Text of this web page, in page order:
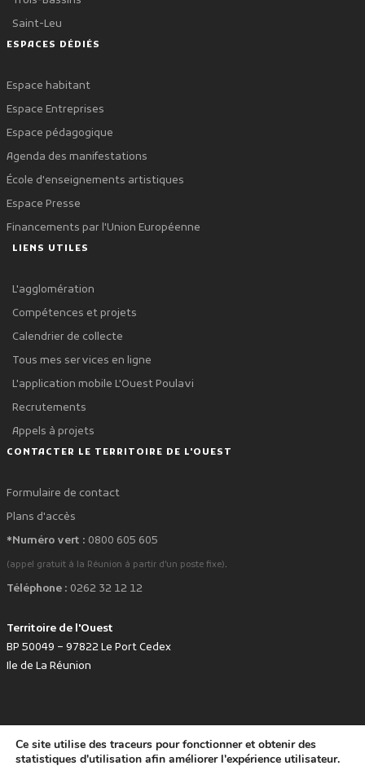
Saint-Leu
ESPACES DÉDIÉS
Espace habitant
Espace Entreprises
Espace pédagogique
Agenda des manifestations
École d'enseignements artistiques
Espace Presse
Financements par l'Union Européenne
LIENS UTILES
L'agglomération
Compétences et projets
Calendrier de collecte
Tous mes services en ligne
L'application mobile L'Ouest Poulavi
Recrutements
Appels à projets
CONTACTER LE TERRITOIRE DE L'OUEST
Formulaire de contact
Plans d'accès
*Numéro vert : 0800 605 605
(appel gratuit à la Réunion à partir d'un poste fixe).
Téléphone : 0262 32 12 12
Territoire de l'Ouest
BP 50049 – 97822 Le Port Cedex
Ile de La Réunion
Développé avec favoritepar le Territoire de l'Ouest © www.tco.re -2026.
Ce site utilise des traceurs pour fonctionner et obtenir des
statistiques d'utilisation afin améliorer l'expérience utilisateur.